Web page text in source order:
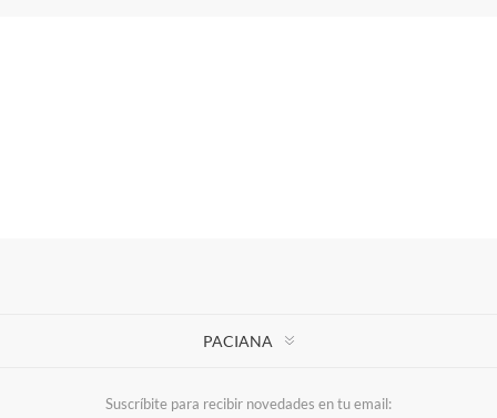
PACIANA
Suscríbite para recibir novedades en tu email: